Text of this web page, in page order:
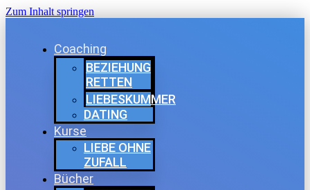
Zum Inhalt springen
Coaching
BEZIEHUNG
RETTEN
LIEBESKUMMER
DATING
Kurse
LIEBE OHNE
ZUFALL
Bücher